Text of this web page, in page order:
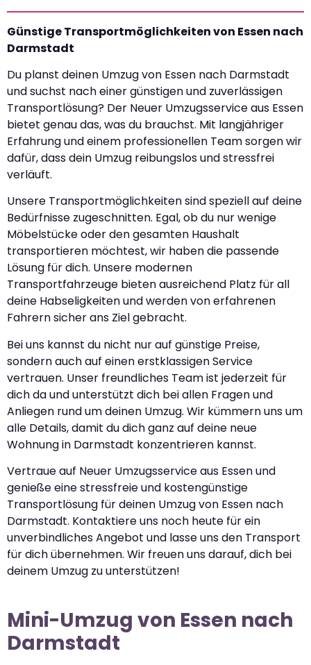
Günstige Transportmöglichkeiten von Essen nach
Darmstadt
Du planst deinen Umzug von Essen nach Darmstadt
und suchst nach einer günstigen und zuverlässigen
Transportlösung? Der Neuer Umzugsservice aus Essen
bietet genau das, was du brauchst. Mit langjähriger
Erfahrung und einem professionellen Team sorgen wir
dafür, dass dein Umzug reibungslos und stressfrei
verläuft.
Unsere Transportmöglichkeiten sind speziell auf deine
Bedürfnisse zugeschnitten. Egal, ob du nur wenige
Möbelstücke oder den gesamten Haushalt
transportieren möchtest, wir haben die passende
Lösung für dich. Unsere modernen
Transportfahrzeuge bieten ausreichend Platz für all
deine Habseligkeiten und werden von erfahrenen
Fahrern sicher ans Ziel gebracht.
Bei uns kannst du nicht nur auf günstige Preise,
sondern auch auf einen erstklassigen Service
vertrauen. Unser freundliches Team ist jederzeit für
dich da und unterstützt dich bei allen Fragen und
Anliegen rund um deinen Umzug. Wir kümmern uns um
alle Details, damit du dich ganz auf deine neue
Wohnung in Darmstadt konzentrieren kannst.
Vertraue auf Neuer Umzugsservice aus Essen und
genieße eine stressfreie und kostengünstige
Transportlösung für deinen Umzug von Essen nach
Darmstadt. Kontaktiere uns noch heute für ein
unverbindliches Angebot und lasse uns den Transport
für dich übernehmen. Wir freuen uns darauf, dich bei
deinem Umzug zu unterstützen!
Mini-Umzug von Essen nach
Darmstadt